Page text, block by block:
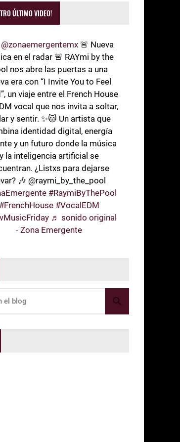
ÚLTIMO VIDEO!
@zonaemergentemx 🚨 Nueva
en el radar 🚨 RAYmi by the
nos abre las puertas a una
era con “I Invite You to Feel
un viaje entre el French House
vocal que nos invita a soltar,
y sentir. ✨🐱 Un artista que
identidad digital, energía
y un futuro donde la música
y la inteligencia artificial se
¿Listxs para dejarse
🎶 @raymi_by_the_pool
#RaymiByThePool
#FrenchHouse #VocalEDM
♬ sonido original
- Zona Emergente